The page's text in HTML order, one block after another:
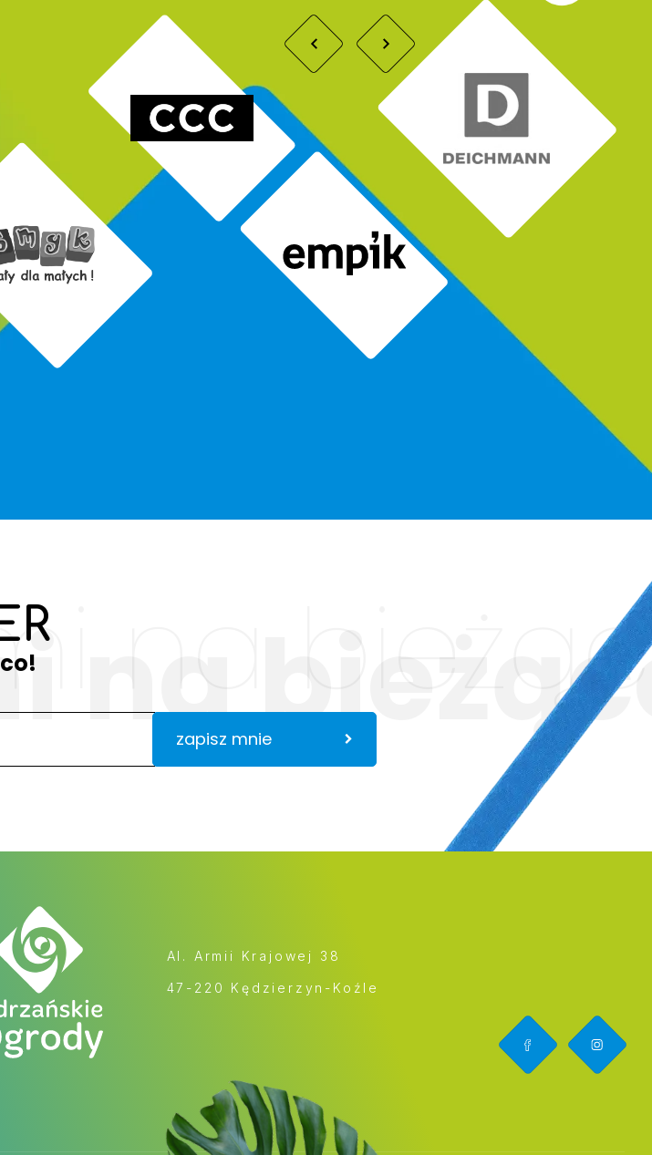
na
na
zapisz mnie
Al. Armii Krajowej 38
47-220 Kędzierzyn-Koźle